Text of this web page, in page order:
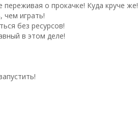
о прокачке! Куда круче же!
играть!
без ресурсов!
в этом деле!